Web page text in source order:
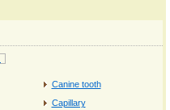
Canine tooth
Capillary